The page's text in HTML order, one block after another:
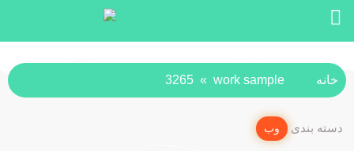
خانه work sample
»
3265
دسته بندی وب